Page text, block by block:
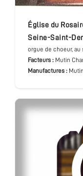
église du
Seine-Saint-
orgue de choeur, au
Facteurs : Mutin
Manufactures :